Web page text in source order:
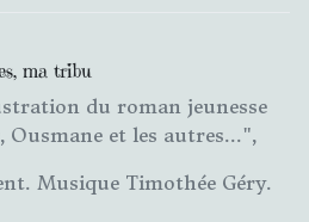
ma tribu
du roman jeunesse
Ousmane et les autres...",
Musique Timothée Géry.